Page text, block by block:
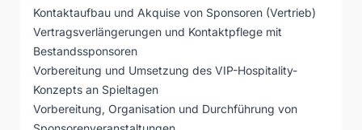
Kontaktaufbau und Akquise von Sponsoren (Vertrieb)
Vertragsverlängerungen und Kontaktpflege mit
Bestandssponsoren
Vorbereitung und Umsetzung des VIP-Hospitality-
Konzepts an Spieltagen
Vorbereitung, Organisation und Durchführung von